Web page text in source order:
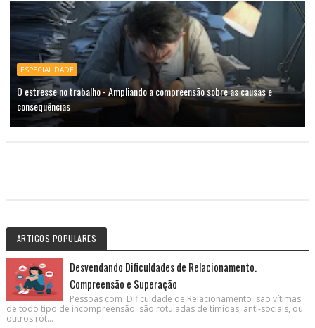
ESPECIALIDADE
O estresse no trabalho - Ampliando a compreensão sobre as causas e
consequências
ARTIGOS POPULARES
Desvendando Dificuldades de Relacionamento.
Compreensão e Superação
Pessoas com Dificuldade de Relacionamento são vítimas
de todo tipo de incompreensão: são rotuladas de tímidas, anti-sociais, ou
outros rót...